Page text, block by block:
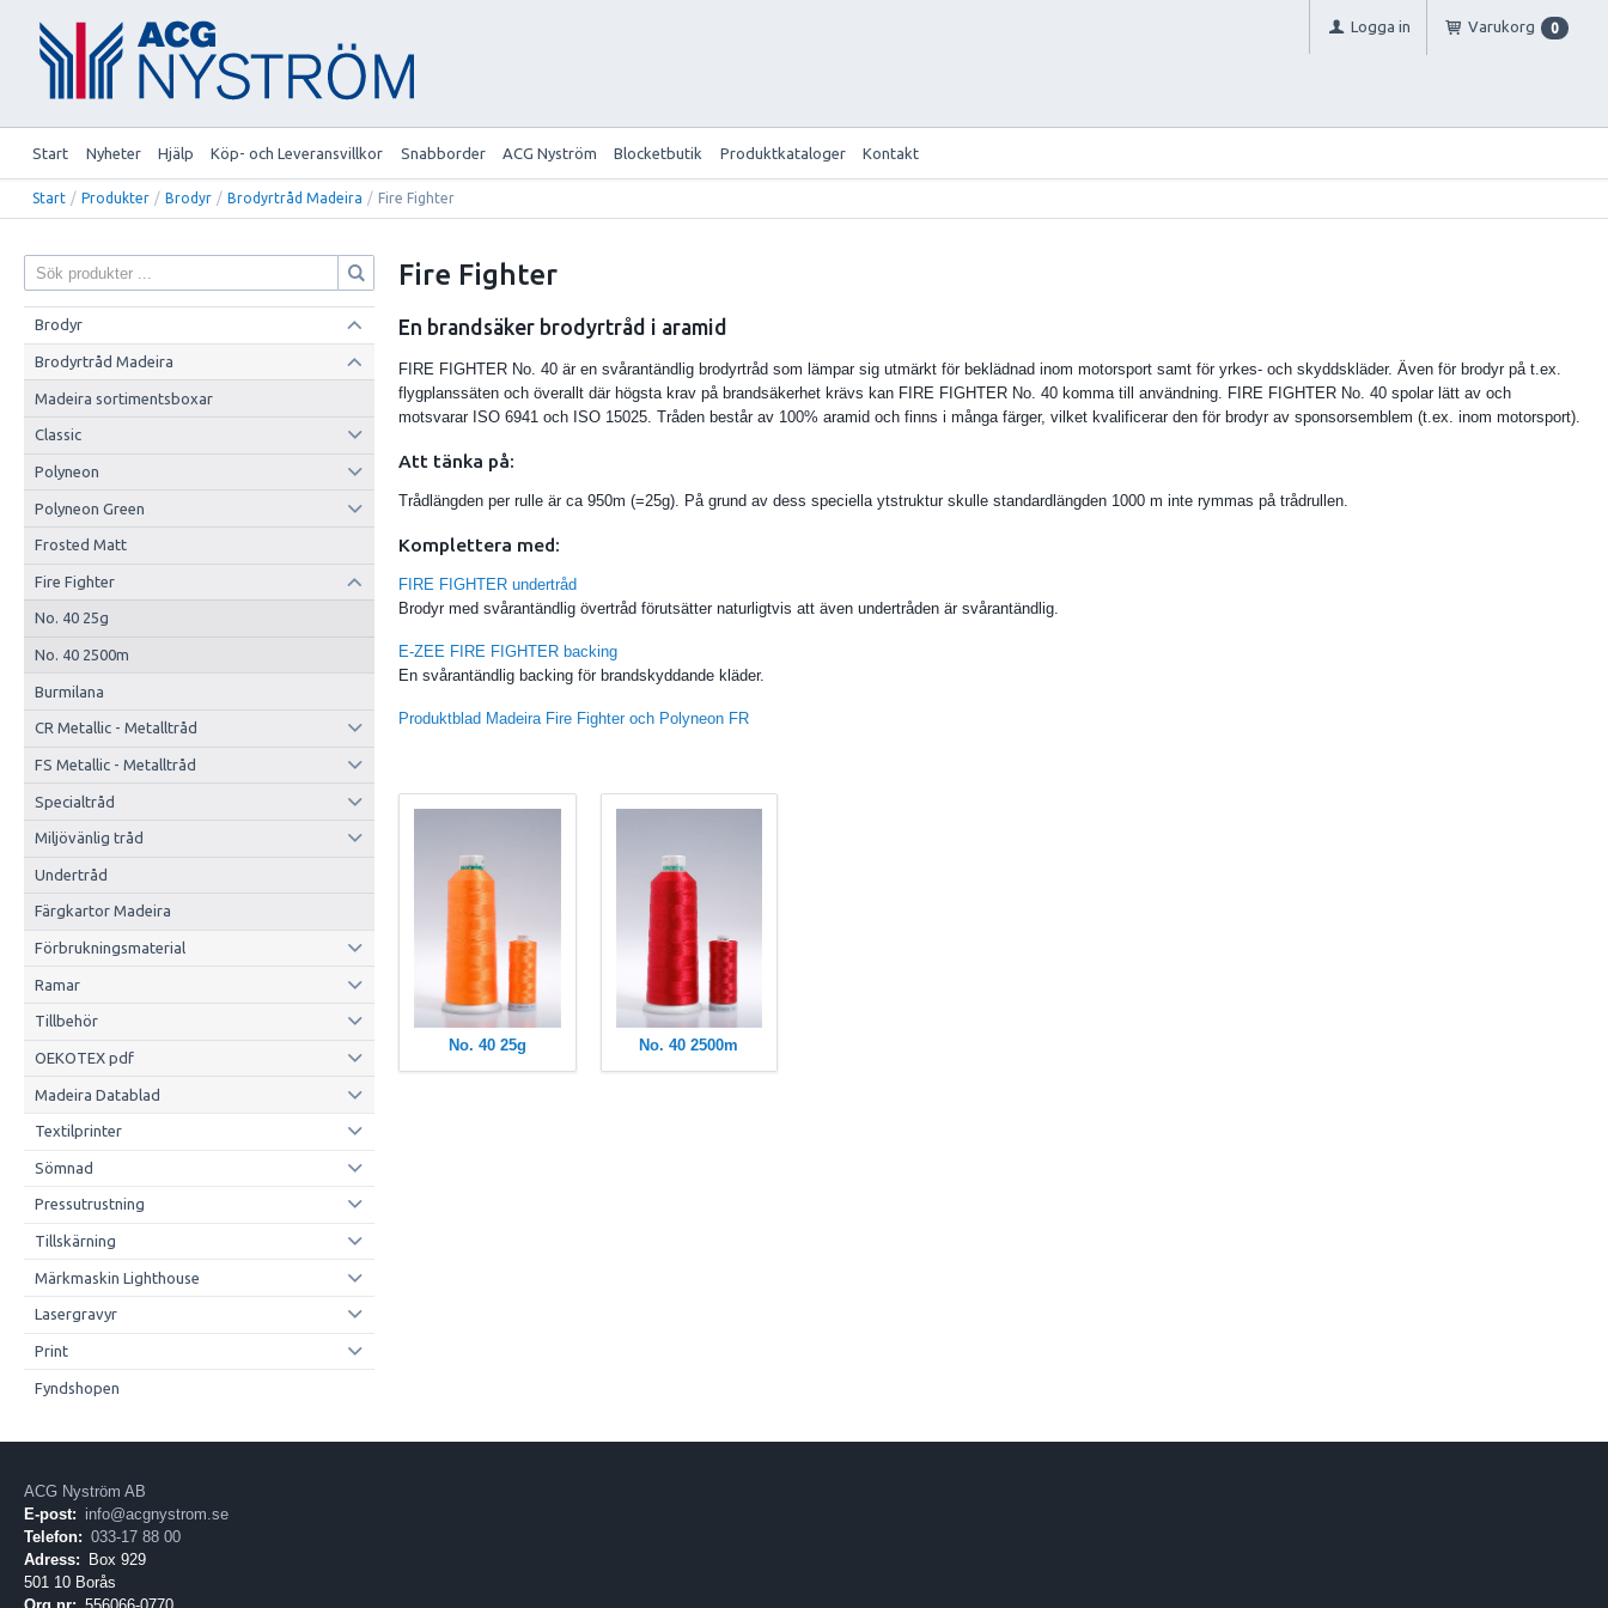
Logga in Varukorg 0
Start Nyheter Hjälp Köp- och Leveransvillkor Snabborder ACG Nyström Blocketbutik Produktkataloger Kontakt
Start / Produkter / Brodyr / Brodyrtråd Madeira / Fire Fighter
Brodyr
Brodyrtråd Madeira
Madeira sortimentsboxar
Classic
Polyneon
Polyneon Green
Frosted Matt
Fire Fighter
No. 40 25g
No. 40 2500m
Burmilana
CR Metallic - Metalltråd
FS Metallic - Metalltråd
Specialtråd
Miljövänlig tråd
Undertråd
Färgkartor Madeira
Förbrukningsmaterial
Ramar
Tillbehör
OEKOTEX pdf
Madeira Datablad
Textilprinter
Sömnad
Pressutrustning
Tillskärning
Märkmaskin Lighthouse
Lasergravyr
Print
Fyndshopen
Fire Fighter
En brandsäker brodyrtråd i aramid
FIRE FIGHTER No. 40 är en svårantändlig brodyrtråd som lämpar sig utmärkt för beklädnad inom motorsport samt för yrkes- och skyddskläder. Även för brodyr på t.ex.
flygplanssäten och överallt där högsta krav på brandsäkerhet krävs kan FIRE FIGHTER No. 40 komma till användning. FIRE FIGHTER No. 40 spolar lätt av och
motsvarar ISO 6941 och ISO 15025. Tråden består av 100% aramid och finns i många färger, vilket kvalificerar den för brodyr av sponsorsemblem (t.ex. inom motorsport).
Att tänka på:
Trådlängden per rulle är ca 950m (=25g). På grund av dess speciella ytstruktur skulle standardlängden 1000 m inte rymmas på trådrullen.
Komplettera med:
FIRE FIGHTER undertråd
Brodyr med svårantändlig övertråd förutsätter naturligtvis att även undertråden är svårantändlig.
E-ZEE FIRE FIGHTER backing
En svårantändlig backing för brandskyddande kläder.
Produktblad Madeira Fire Fighter och Polyneon FR
No. 40 25g No. 40 2500m
ACG Nyström AB
E-post: info@acgnystrom.se
Telefon: 033-17 88 00
Adress:
Box 929
501 10 Borås